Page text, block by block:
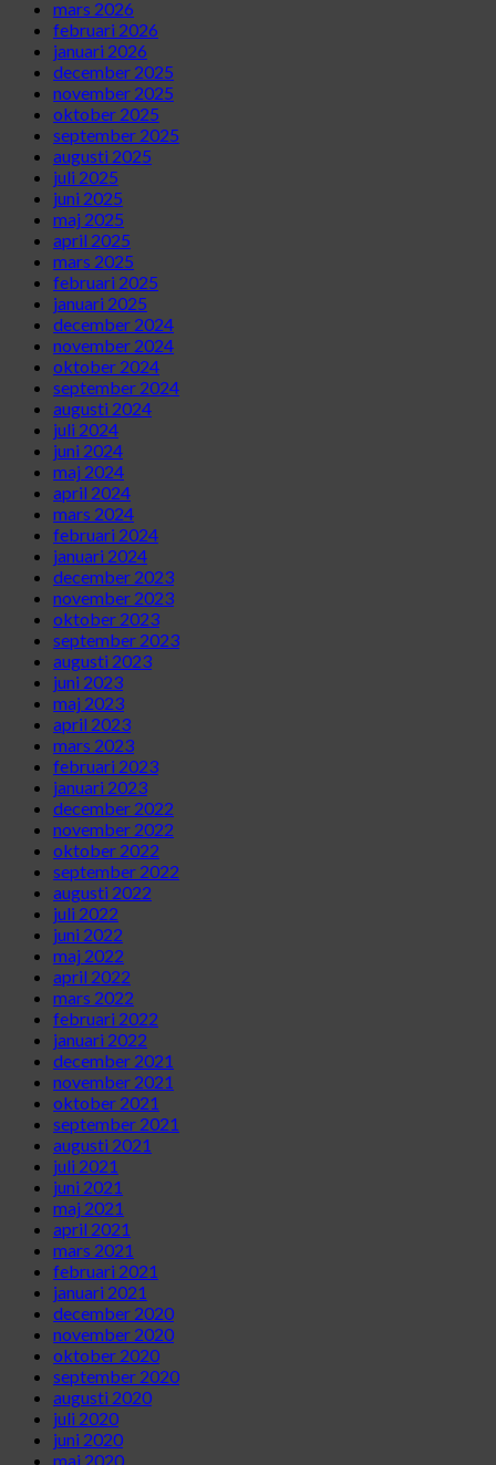
mars 2026
februari 2026
januari 2026
december 2025
november 2025
oktober 2025
september 2025
augusti 2025
juli 2025
juni 2025
maj 2025
april 2025
mars 2025
februari 2025
januari 2025
december 2024
november 2024
oktober 2024
september 2024
augusti 2024
juli 2024
juni 2024
maj 2024
april 2024
mars 2024
februari 2024
januari 2024
december 2023
november 2023
oktober 2023
september 2023
augusti 2023
juni 2023
maj 2023
april 2023
mars 2023
februari 2023
januari 2023
december 2022
november 2022
oktober 2022
september 2022
augusti 2022
juli 2022
juni 2022
maj 2022
april 2022
mars 2022
februari 2022
januari 2022
december 2021
november 2021
oktober 2021
september 2021
augusti 2021
juli 2021
juni 2021
maj 2021
april 2021
mars 2021
februari 2021
januari 2021
december 2020
november 2020
oktober 2020
september 2020
augusti 2020
juli 2020
juni 2020
maj 2020